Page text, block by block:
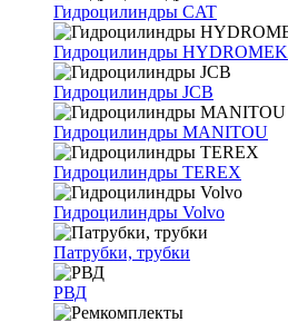
Гидроцилиндры CAT
Гидроцилиндры HYDROMEK
Гидроцилиндры JCB
Гидроцилиндры MANITOU
Гидроцилиндры TEREX
Гидроцилиндры Volvo
Патрубки, трубки
РВД